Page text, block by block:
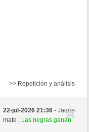
>> Repetición y análisis
22-jul-2026 21:36- Jaque
mate , Las negras ganan